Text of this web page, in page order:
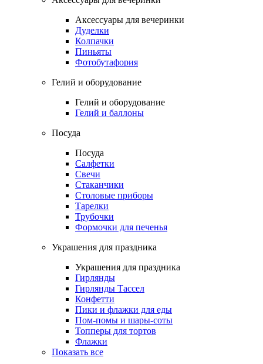
Аксессуары для вечеринки
Дуделки
Колпачки
Пиньяты
Фотобутафория
Гелий и оборудование
Гелий и оборудование
Гелий и баллоны
Посуда
Посуда
Салфетки
Свечи
Стаканчики
Столовые приборы
Тарелки
Трубочки
Формочки для печенья
Украшения для праздника
Украшения для праздника
Гирлянды
Гирлянды Тассел
Конфетти
Пики и флажки для еды
Пом-помы и шары-соты
Топперы для тортов
Флажки
Показать все